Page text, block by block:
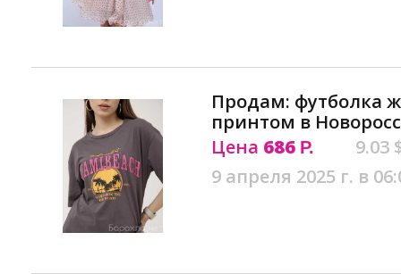
Продам: футболка
принтом в
Цена 686 Р.
9.03
9 апреля 2025 г. в